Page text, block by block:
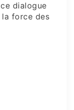
dialogue
force des